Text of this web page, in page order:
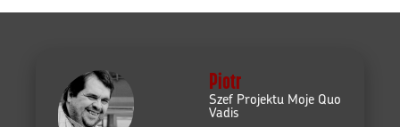
Piotr
Szef Projektu Moje Quo
Vadis